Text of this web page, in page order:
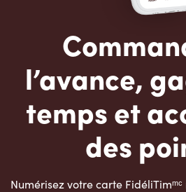
l’avance,
temps et
des
Numérisez votre carte